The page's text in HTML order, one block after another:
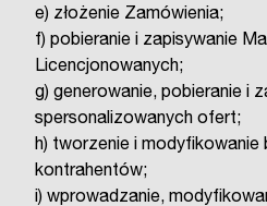
e) złożenie Zamówienia;
f) pobieranie i zapisywanie
Licencjonowanych;
g) generowanie, pobieranie i
spersonalizowanych ofert;
h) tworzenie i modyfikowanie
kontrahentów;
i) wprowadzanie,